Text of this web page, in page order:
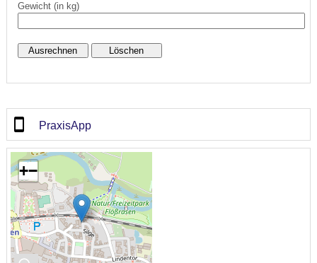
Gewicht (in kg)
PraxisApp
+−